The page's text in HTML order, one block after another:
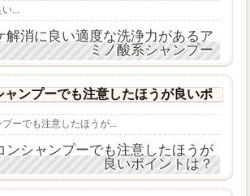
...
解消に良い適度な洗浄力があるア
ミノ酸系シャンプー
ーでも注意したほうが...
ンシャンプーでも注意したほうが
良いポイントは？